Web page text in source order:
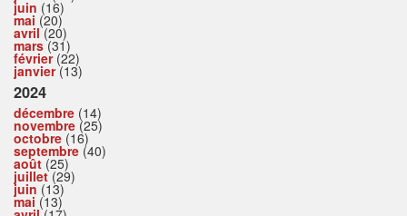
juin (16)
mai (20)
avril(20)
mars(31)
février(22)
janvier(13)
2024
décembre (14)
novembre (25)
octobre (16)
septembre (40)
août (25)
juillet(29)
juin (13)
mai (13)